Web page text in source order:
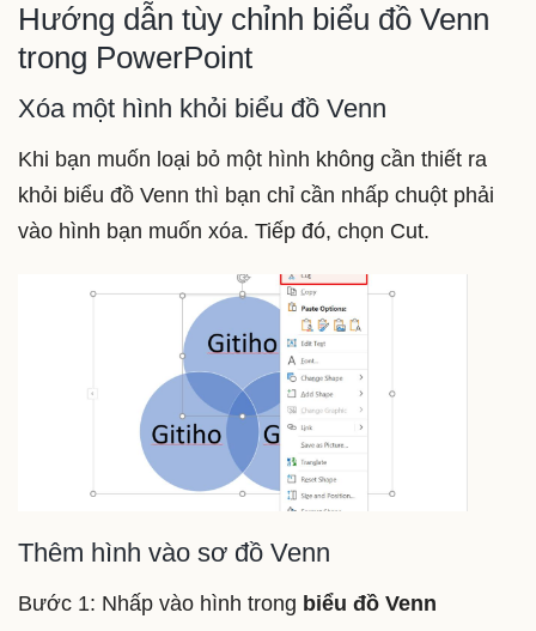
Hướng dẫn tùy chỉnh biểu đồ Venn
trong PowerPoint
Xóa một hình khỏi biểu đồ Venn
Khi bạn muốn loại bỏ một hình không cần thiết ra
khỏi biểu đồ Venn thì bạn chỉ cần nhấp chuột phải
vào hình bạn muốn xóa. Tiếp đó, chọn Cut.
Thêm hình vào sơ đồ Venn
Bước 1: Nhấp vào hình trong biểu đồ Venn